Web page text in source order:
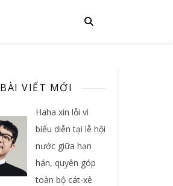
BÀI VIẾT MỚI
Haha xin lỗi vì
biểu diễn tại lễ hội
nước giữa hạn
hán, quyên góp
toàn bộ cát-xê